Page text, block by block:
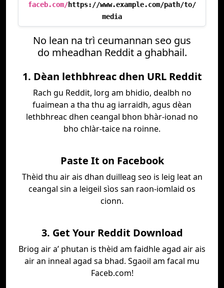
faceb.com/https://www.example.com/path/to/
media
No lean na trì ceumannan seo gus
do mheadhan Reddit a ghabhail.
1. Dèan lethbhreac dhen URL Reddit
Rach gu Reddit, lorg am bhidio, dealbh no
fuaimean a tha thu ag iarraidh, agus dèan
lethbhreac dhen ceangal bhon bhàr-ionad no
bho chlàr-taice na roinne.
Paste It on Facebook
Thèid thu air ais dhan duilleag seo is leig leat an
ceangal sin a leigeil sìos san raon-iomlaid os
cionn.
3. Get Your Reddit Download
Briog air a’ phutan is thèid am faidhle agad air ais
air an inneal agad sa bhad. Sgaoil am facal mu
Faceb.com!